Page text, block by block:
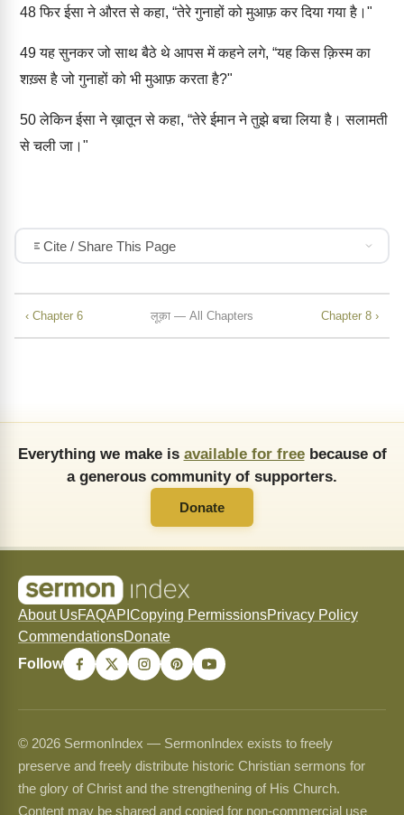
48फिर ईसा ने औरत से कहा, “तेरे गुनाहों को मुआफ़ कर दिया गया है।"
49यह सुनकर जो साथ बैठे थे आपस में कहने लगे, “यह किस क़िस्म का
शख़्स है जो गुनाहों को भी मुआफ़ करता है?"
50लेकिन ईसा ने ख़ातून से कहा, “तेरे ईमान ने तुझे बचा लिया है। सलामती
से चली जा।"
Cite / Share This Page
‹ Chapter 6 लूक़ा — All Chapters Chapter 8 ›
Everything we make is available for freebecause of
a generous community of supporters.
Donate
About UsFAQAPI Copying PermissionsPrivacy Policy
CommendationsDonate
Follow
© 2026 SermonIndex — SermonIndex exists to freely
preserve and freely distribute historic Christian sermons for
the glory of Christ and the strengthening of His Church.
Content may be shared and copied for non-commercial use